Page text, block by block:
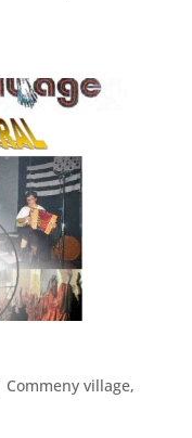
Commeny village,